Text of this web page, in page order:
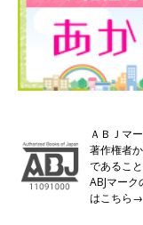
ＡＢＪマ
著作権者
であるこ
ABJマー
はこち